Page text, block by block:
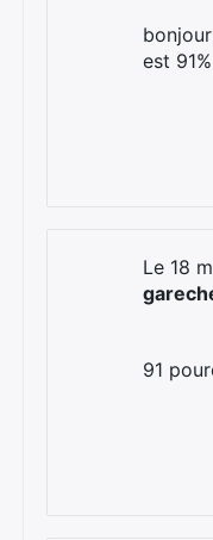
est
Le 18
91